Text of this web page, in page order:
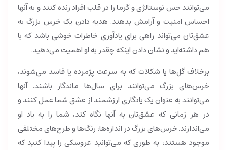
می‌توانند حس نوستالژی و گرما را در قلب افراد زنده کنند و به آنها
احساس امنیت و آرامش بدهند. هدیه دادن یک خرس بزرگ به
عشق‌تان می‌تواند راهی برای یادآوری خاطرات خوشی باشد که با
هم داشته‌اید و نشان دادن اینکه چقدر به او اهمیت می‌دهید.
برخلاف گل‌ها یا شکلات که به سرعت پژمرده یا فاسد می‌شوند،
خرس‌های بزرگ می‌توانند برای سال‌ها ماندگار باشند. آنها
می‌توانند به عنوان یک یادگاری ارزشمند از عشق شما عمل کنند و
در هر زمانی که عشق‌تان به آنها نگاه کند، شما را به یاد او
می‌اندازند. خرس‌های بزرگ در اندازه‌ها، رنگ‌ها و طرح‌های مختلفی
موجود هستند، به طوری که می‌توانید عروسکی را پیدا کنید که